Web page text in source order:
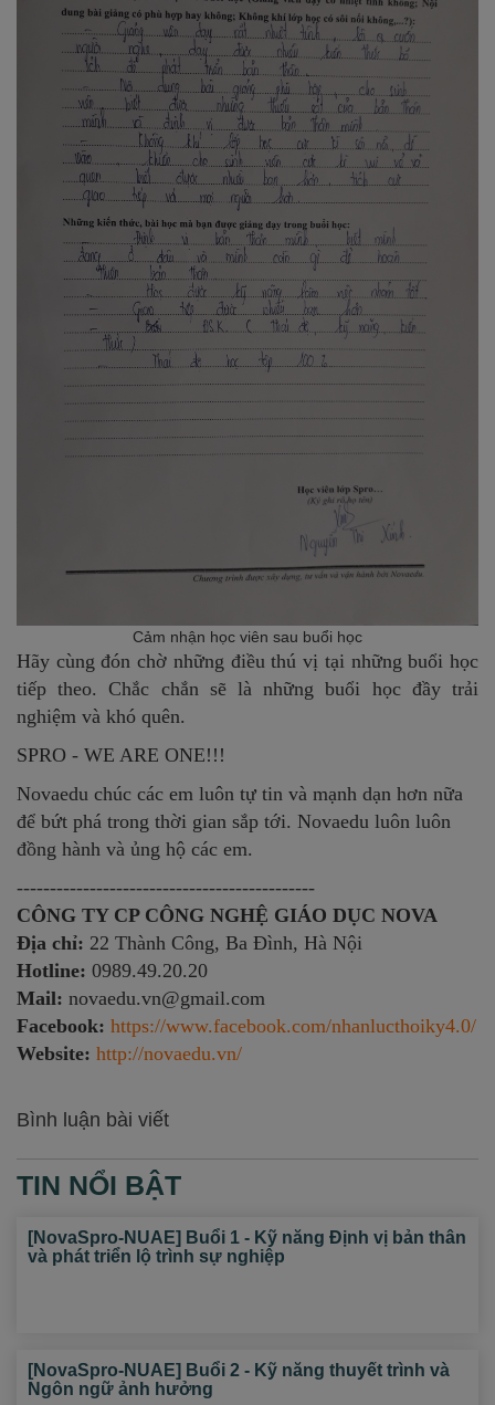
Cảm nhận học viên sau buổi học
Hãy cùng đón chờ những điều thú vị tại những buổi học
tiếp theo. Chắc chắn sẽ là những buổi học đầy trải
nghiệm và khó quên.
SPRO - WE ARE ONE!!!
Novaedu chúc các em luôn tự tin và mạnh dạn hơn nữa
để bứt phá trong thời gian sắp tới. Novaedu luôn luôn
đồng hành và ủng hộ các em.
---------------------------------------------
CÔNG TY CP CÔNG NGHỆ GIÁO DỤC NOVA
Địa chỉ: 22 Thành Công, Ba Đình, Hà Nội
Hotline: 0989.49.20.20
Mail: novaedu.vn@gmail.com
Facebook: https://www.facebook.com/nhanlucthoiky4.0/
Website: http://novaedu.vn/
Bình luận bài viết
TIN NỔI BẬT
[NovaSpro-NUAE] Buổi 1 - Kỹ năng Định vị bản thân
và phát triển lộ trình sự nghiệp
[NovaSpro-NUAE] Buổi 2 - Kỹ năng thuyết trình và
Ngôn ngữ ảnh hưởng